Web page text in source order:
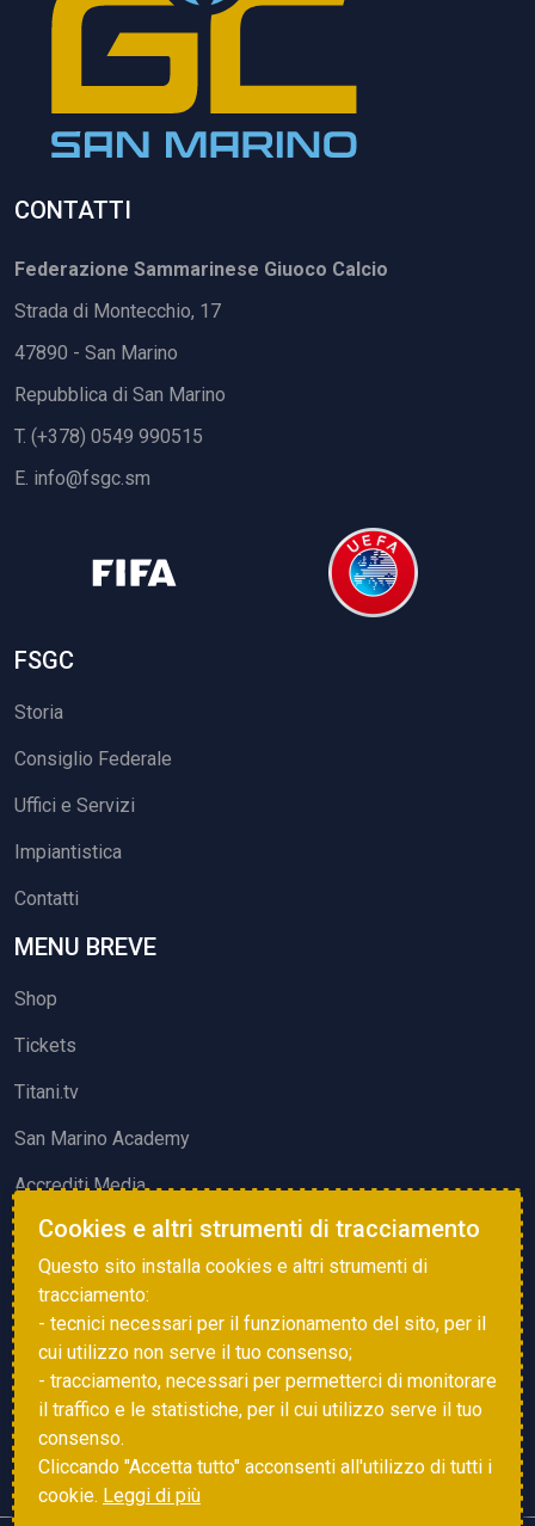
CONTATTI
Federazione Sammarinese Giuoco Calcio
Strada di Montecchio, 17
47890 - San Marino
Repubblica di San Marino
T. (+378) 0549 990515
E. info@fsgc.sm
FSGC
Storia
Consiglio Federale
Uffici e Servizi
Impiantistica
Contatti
MENU BREVE
Shop
Tickets
Titani.tv
San Marino Academy
Accrediti Media
ATTIVITÀ ED EVENTI
Squadre di Calcio
Associazione Sammarinese Arbitri
Vota gol e parata
Cookies e altri strumenti di tracciamento
Questo sito installa cookies e altri strumenti di
tracciamento:
- tecnici necessari per il funzionamento del sito, per il
cui utilizzo non serve il tuo consenso;
- tracciamento, necessari per permetterci di monitorare
il traffico e le statistiche, per il cui utilizzo serve il tuo
consenso.
Cliccando "Accetta tutto" acconsenti all'utilizzo di tutti i
cookie. Leggi di più